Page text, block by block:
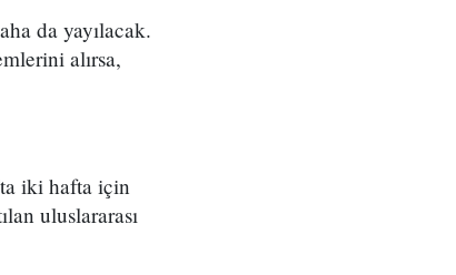
da yayılacak.
alırsa,
iki hafta için
uluslararası